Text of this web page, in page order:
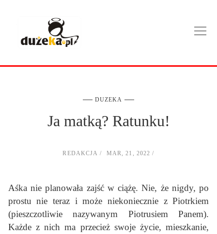
DUZEKA
Ja matką? Ratunku!
REDAKCJA MAR, 21, 2022
Aśka nie planowała zajść w ciążę. Nie, że nigdy, po
prostu nie teraz i może niekoniecznie z Piotrkiem
(pieszczotliwie nazywanym Piotrusiem Panem).
Każde z nich ma przecież swoje życie, mieszkanie,